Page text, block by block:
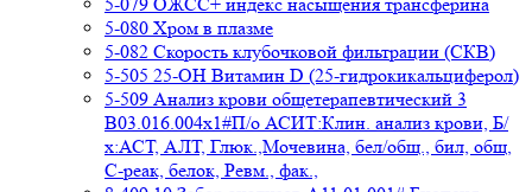
5-080 Хром в плазме
5-082 Скорость клубочковой фильтрации (СКВ)
5-505 25-ОН Витамин D (25-гидрокикальциферол)
5-509 Анализ крови общетерапевтический 3
B03.016.004x1#П/о АСИТ:Клин. анализ крови, Б/
х:АСТ, АЛТ, Глюк.,Мочевина, бел/общ., бил, общ,
C-реак, белок, Ревм., фак.,